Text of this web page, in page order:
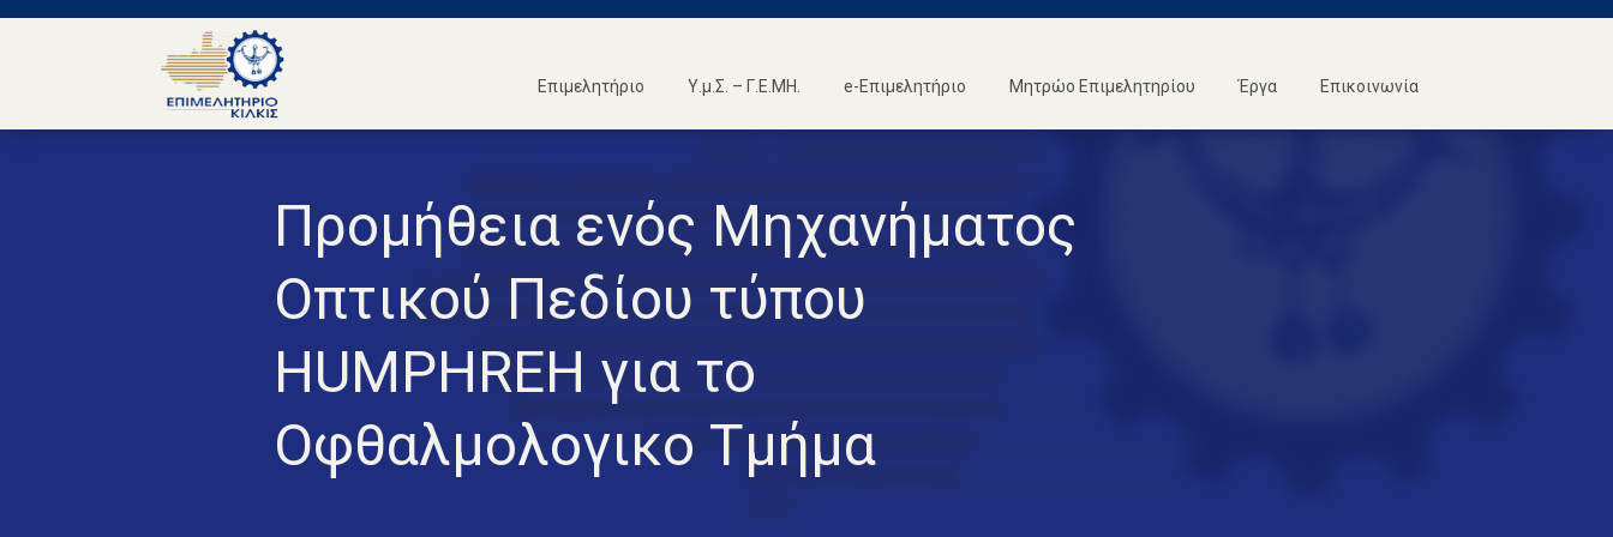
Επιμελητήριο Υ.μ.Σ. – Γ.Ε.ΜΗ. e-Επιμελητήριο Μητρώο Επιμελητηρίου Έργα Επικοινωνία
Προμήθεια ενός Μηχανήματος
Οπτικού Πεδίου τύπου
HUMPHREH για το
Οφθαλμολογικο Τμήμα